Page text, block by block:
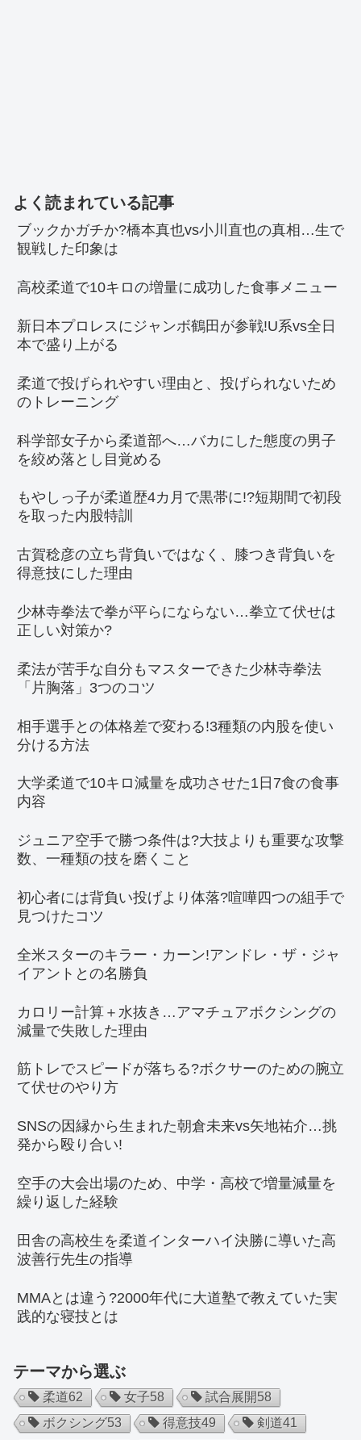
よく読まれている記事
ブックかガチか?橋本真也vs小川直也の真相…生で
観戦した印象は
高校柔道で10キロの増量に成功した食事メニュー
新日本プロレスにジャンボ鶴田が参戦!U系vs全日
本で盛り上がる
柔道で投げられやすい理由と、投げられないため
のトレーニング
科学部女子から柔道部へ…バカにした態度の男子
を絞め落とし目覚める
もやしっ子が柔道歴4カ月で黒帯に!?短期間で初段
を取った内股特訓
古賀稔彦の立ち背負いではなく、膝つき背負いを
得意技にした理由
少林寺拳法で拳が平らにならない…拳立て伏せは
正しい対策か?
柔法が苦手な自分もマスターできた少林寺拳法
「片胸落」3つのコツ
相手選手との体格差で変わる!3種類の内股を使い
分ける方法
大学柔道で10キロ減量を成功させた1日7食の食事
内容
ジュニア空手で勝つ条件は?大技よりも重要な攻撃
数、一種類の技を磨くこと
初心者には背負い投げより体落?喧嘩四つの組手で
見つけたコツ
全米スターのキラー・カーン!アンドレ・ザ・ジャ
イアントとの名勝負
カロリー計算＋水抜き…アマチュアボクシングの
減量で失敗した理由
筋トレでスピードが落ちる?ボクサーのための腕立
て伏せのやり方
SNSの因縁から生まれた朝倉未来vs矢地祐介…挑
発から殴り合い!
空手の大会出場のため、中学・高校で増量減量を
繰り返した経験
田舎の高校生を柔道インターハイ決勝に導いた高
波善行先生の指導
MMAとは違う?2000年代に大道塾で教えていた実
践的な寝技とは
テーマから選ぶ
柔道62 女子58 試合展開58
ボクシング53 得意技49 剣道41